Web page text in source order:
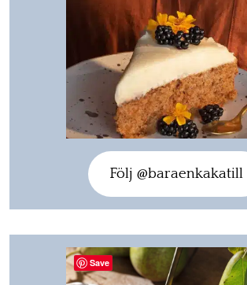
Följ @baraenkakatill
Save